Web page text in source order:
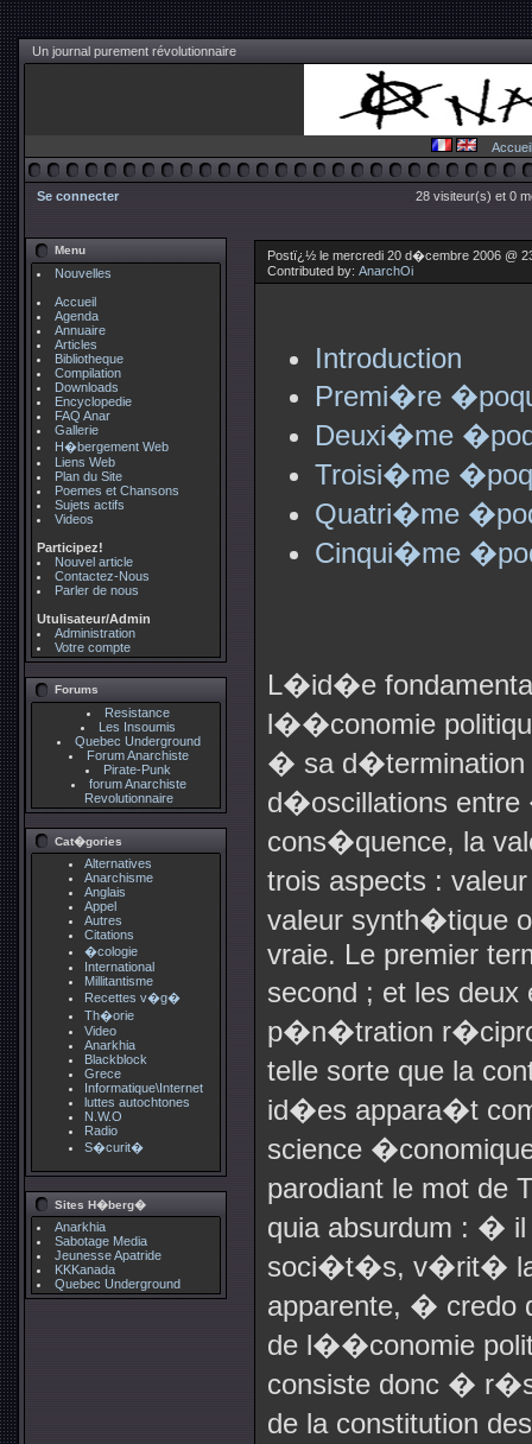
Un journal purement révolutionnaire
Accueil
Se connecter 28 visiteur(s) et 0
Menu
Nouvelles
Accueil
Agenda
Annuaire
Articles
Bibliotheque
Compilation
Downloads
Encyclopedie
FAQ Anar
Gallerie
H�bergement Web
Liens Web
Plan du Site
Poemes et Chansons
Sujets actifs
Videos
Participez!
Nouvel article
Contactez-Nous
Parler de nous
Utulisateur/Admin
Administration
Votre compte
Forums
Resistance
Les Insoumis
Quebec Underground
Forum Anarchiste
Pirate-Punk
forum Anarchiste
Revolutionnaire
Cat�gories
Alternatives
Anarchisme
Anglais
Appel
Autres
Citations
�cologie
International
Millitantisme
Recettes v�g�
Th�orie
Video
Anarkhia
Blackblock
Grece
Informatique\Internet
luttes autochtones
N.W.O
Radio
S�curit�
Sites H�berg�
Anarkhia
Sabotage Media
Jeunesse Apatride
KKKanada
Quebec Underground
Postï¿½ le mercredi 20 d�cembre 2006 @
Contributed by: AnarchOi
Introduction
Premi�re
Deuxi�me
Troisi�me
Quatri�me
Cinqui�me
L�id�e
l��conomie
� sa d�termination
d�oscillations
cons�quence, la
trois aspects :
valeur synth�tique
vraie. Le premier
second ; et les
p�n�tration
telle sorte que la
id�es appara�t
science
parodiant le mot
quia absurdum : �
soci�t�s, v�rit�
apparente, � credo
de l��conomie
consiste donc �
de la constitution